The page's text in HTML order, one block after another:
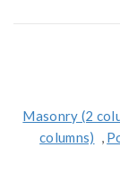
Masonry (2
columns) ,